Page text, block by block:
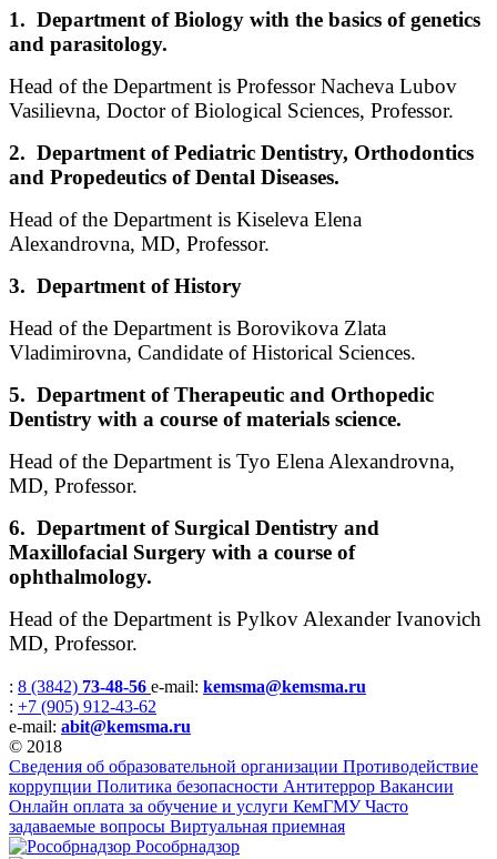
1. Department of Biology with the basics of genetics
and parasitology.
Head of the Department is Professor Nacheva Lubov
Vasilievna, Doctor of Biological Sciences, Professor.
2. Department of Pediatric Dentistry, Orthodontics
and Propedeutics of Dental Diseases.
Head of the Department is Kiseleva Elena
Alexandrovna, MD, Professor.
3. Department of History
Head of the Department is Borovikova Zlata
Vladimirovna, Candidate of Historical Sciences.
5. Department of Therapeutic and Orthopedic
Dentistry with a course of materials science.
Head of the Department is Tyo Elena Alexandrovna,
MD, Professor.
6. Department of Surgical Dentistry and
Maxillofacial Surgery with a course of
ophthalmology.
Head of the Department is Pylkov Alexander Ivanovich
MD, Professor.
: 8 (3842) 73-48-56 e-mail: kemsma@kemsma.ru
: +7 (905) 912-43-62
e-mail: abit@kemsma.ru
© 2018
Сведения об образовательной организации Противодействие
коррупции Политика безопасности Антитеррор Вакансии
Онлайн оплата за обучение и услуги КемГМУ Часто
задаваемые вопросы Виртуальная приемная
Рособрнадзор